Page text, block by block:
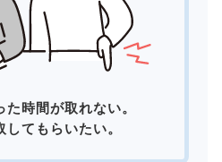
た時間が取れない。
てもらいたい。